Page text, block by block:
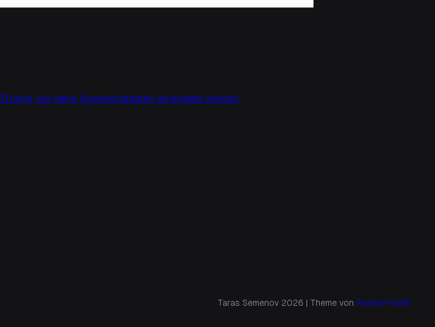
Erfahre, wie deine Kommentardaten verarbeitet werden.
Taras Semenov 2026 | Theme von Anders Norén